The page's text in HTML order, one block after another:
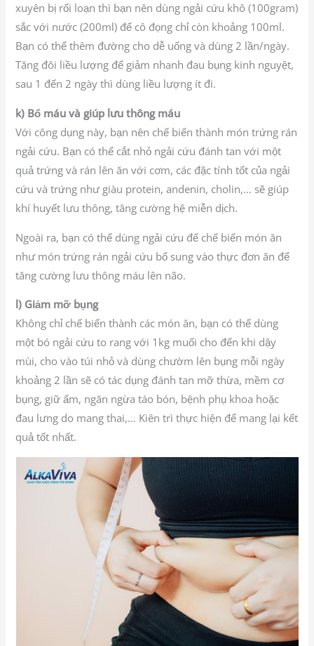
xuyên bị rối loạn thì bạn nên dùng ngải cứu khô (100gram)
sắc với nước (200ml) để cô đọng chỉ còn khoảng 100ml.
Bạn có thể thêm đường cho dễ uống và dùng 2 lần/ngày.
Tăng đôi liều lượng để giảm nhanh đau bụng kinh nguyệt,
sau 1 đến 2 ngày thì dùng liều lượng ít đi.
k) Bổ máu và giúp lưu thông máu
Với công dụng này, bạn nên chế biến thành món trứng rán
ngải cứu. Bạn có thể cắt nhỏ ngải cứu đánh tan với một
quả trứng và rán lên ăn với cơm, các đặc tính tốt của ngải
cứu và trứng như giàu protein, andenin, cholin,… sẽ giúp
khí huyết lưu thông, tăng cường hệ miễn dịch.
Ngoài ra, bạn có thể dùng ngải cứu để chế biến món ăn
như món trứng rán ngải cứu bổ sung vào thực đơn ăn để
tăng cường lưu thông máu lên não.
l) Giảm mỡ bụng
Không chỉ chế biến thành các món ăn, bạn có thể dùng
một bó ngải cứu to rang với 1kg muối cho đến khi dậy
mùi, cho vào túi nhỏ và dùng chườm lên bụng mỗi ngày
khoảng 2 lần sẽ có tác dụng đánh tan mỡ thừa, mềm cơ
bụng, giữ ấm, ngăn ngừa táo bón, bệnh phụ khoa hoặc
đau lưng do mang thai,… Kiên trì thực hiện để mang lại kết
quả tốt nhất.